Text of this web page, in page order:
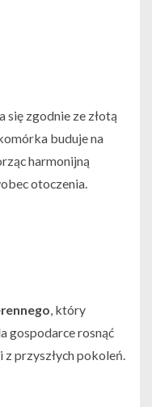
zgodnie ze złotą
buduje na
harmonijną
otoczenia.
, który
gospodarce rosnąć
z przyszłych pokoleń.